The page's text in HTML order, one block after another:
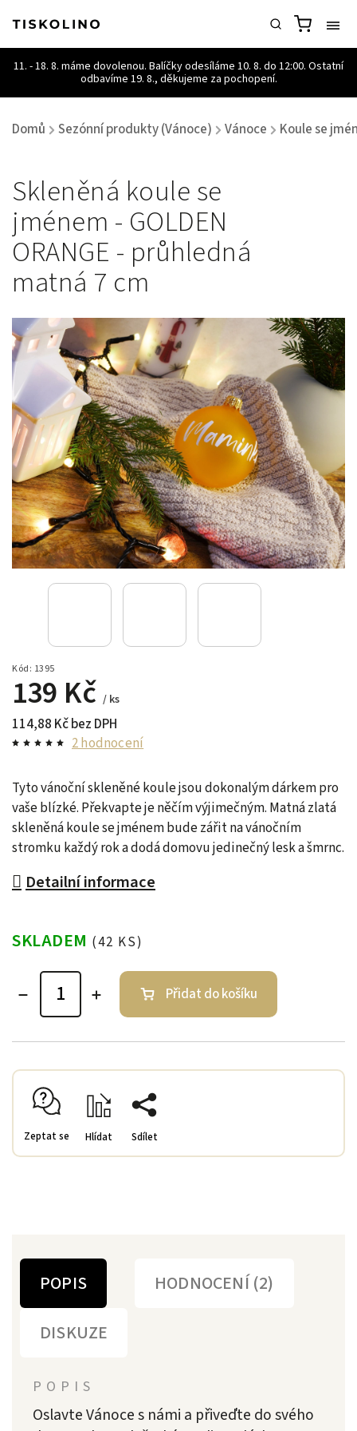
Domů / Sezónní produkty (Vánoce) / Vánoce / Koule se
Skleněná koule se
jménem - GOLDEN
ORANGE - průhledná
matná 7 cm
Kód: 1395
139 Kč / ks
114,88 Kč bez DPH
2 hodnocení
Tyto vánoční skleněné koule jsou dokonalým dárkem pro
vaše blízké. Překvapte je něčím výjimečným. Matná zlatá
skleněná koule se jménem budezářit na vánočním
stromku každý rok a dodá domovu jedinečný lesk a šmrnc.
Detailní informace
SKLADEM (42 KS)
Přidat do košíku
Zeptat se Hlídat Sdílet
POPIS
HODNOCENÍ (2)
DISKUZE
POPIS
Oslavte Vánoce s námi a přiveďte do svého